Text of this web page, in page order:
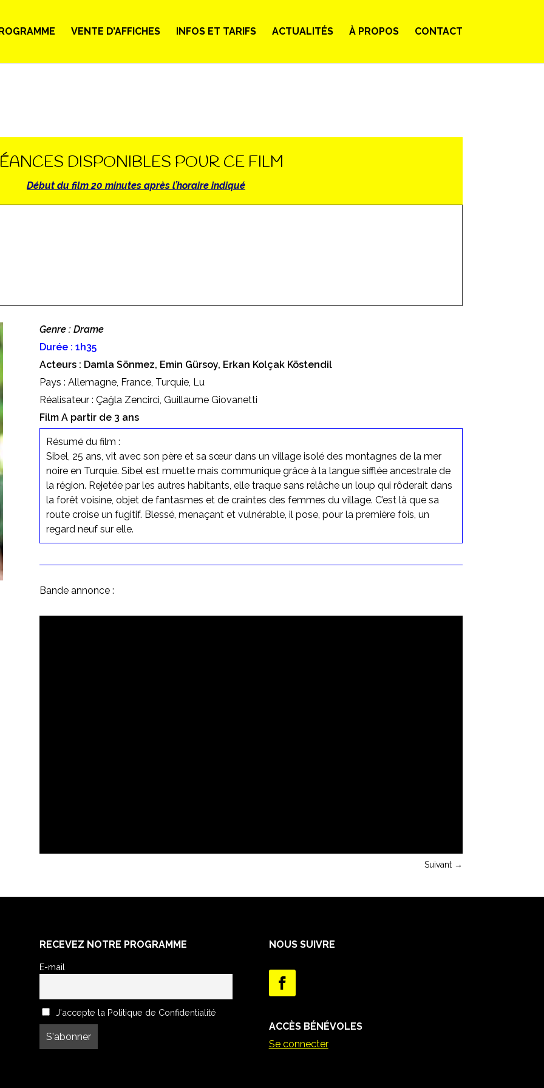
VENTE D’AFFICHES INFOS ET TARIFS ACTUALITÉS À PROPOS CONTACT
DISPONIBLES POUR CE FILM
Début du film 20 minutes après l’horaire indiqué
Genre : Drame
Durée : 1h35
Acteurs : Damla Sönmez, Emin Gürsoy, Erkan Kolçak Köstendil
Pays : Allemagne, France, Turquie, Lu
Réalisateur : Çağla Zencirci, Guillaume Giovanetti
Film A partir de 3 ans
Résumé du film :
Sibel, 25 ans, vit avec son père et sa sœur dans un village isolé des montagnes de la mer
noire en Turquie. Sibel est muette mais communique grâce à la langue sifflée ancestrale de
la région. Rejetée par les autres habitants, elle traque sans relâche un loup qui rôderait dans
la forêt voisine, objet de fantasmes et de craintes des femmes du village. C’est là que sa
route croise un fugitif. Blessé, menaçant et vulnérable, il pose, pour la première fois, un
regard neuf sur elle.
Bande annonce :
Suivant→
RECEVEZ NOTRE PROGRAMME
E-mail
J'accepte la Politique de Confidentialité
NOUS SUIVRE
ACCÈS BÉNÉVOLES
Se connecter